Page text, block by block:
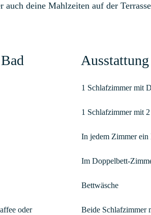
deine Mahlzeiten auf der
oder
1 Schlafzimmer mit
1 Schlafzimmer mit
In jedem Zimmer ein
Im Doppelbett-
Bettwäsche
Beide Schlafzimmer